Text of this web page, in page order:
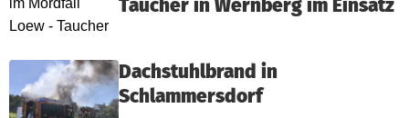
Taucher in Wernberg im Einsatz
Dachstuhlbrand in
Schlammersdorf